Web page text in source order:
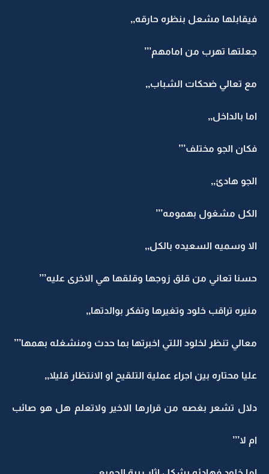
فيقابلها مشعل بنظره حارقه,,
جعلتها تهرب من امامهم’’’
مع تعالي ضحكات الشباب,,
اما بالداخل,,
فكان الجو مختلف’’’
الجو هادئ,,
الكل مشغول بهمومه’’’
الا وسميه السعيده بالكل,,
حسنا تعاني من قلق زوجها وقلقها هي الاخرى عليه’’’
منيره تراقب خلود وتغيرها وتفكر بوالدتها,,
معالي تنظر لخلود اللتي اخبرتها بما حدث ومنشغله بهمها’’’
عليا محتاره بين اجراء عملية التلقيح او الانتظار قليلا,,
دلال تشعر بغصه من قرارها الاخير ولاتعلم هل هو صائب
ام لا’’’